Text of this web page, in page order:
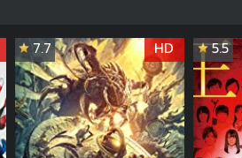
7.7 HD 5.5